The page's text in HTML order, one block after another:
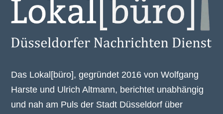
Das Lokal[büro], gegründet 2016 von Wolfgang
Harste und Ulrich Altmann, berichtet unabhängig
und nah am Puls der Stadt Düsseldorf über